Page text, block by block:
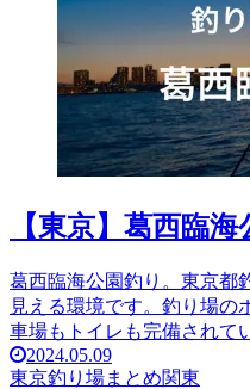
【東京】葛西臨海
葛西臨海公園釣り。東京都
見える環境です。釣り場の
車場もトイレも完備されて
2024.05.09
東京釣り場まとめ関東